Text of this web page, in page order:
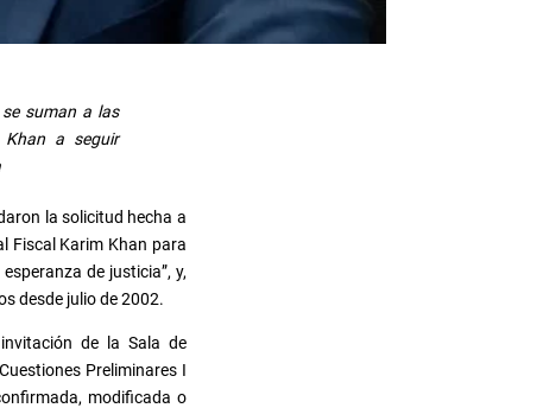
suman a las
a seguir
la solicitud hecha a
Fiscal Karim Khan para
de justicia”, y,
desde julio de 2002.
de la Sala de
Preliminares I
modificada o